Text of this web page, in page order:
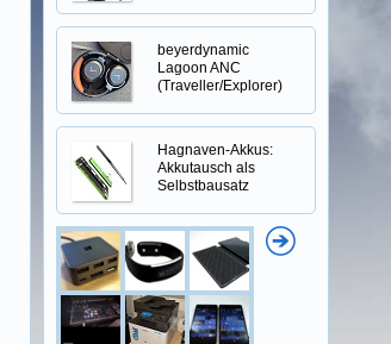
beyerdynamic
Lagoon ANC
(Traveller/Explorer)
Hagnaven-Akkus:
Akkutausch als
Selbstbausatz